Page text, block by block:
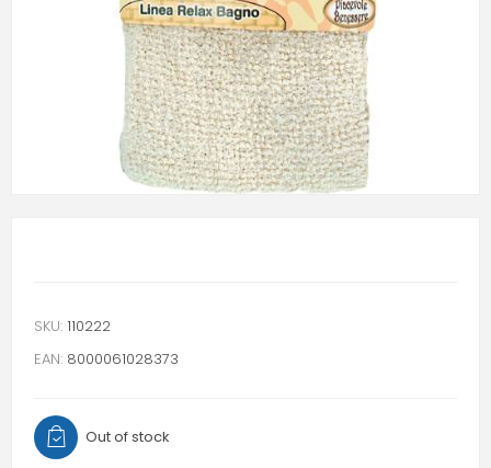
SKU: 110222
EAN: 8000061028373
Out of stock